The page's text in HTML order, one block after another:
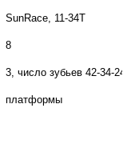
SunRace, 11-34T
8
3, число зубьев 42-34-24
платформы